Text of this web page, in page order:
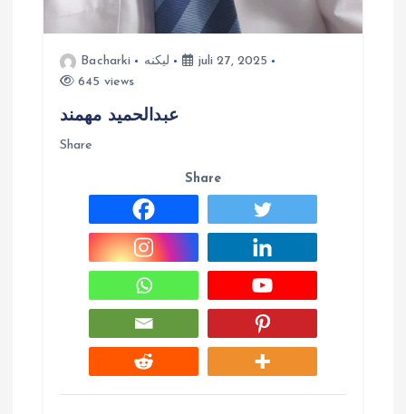
Bacharki لیکنه
juli 27, 2025
645 views
عبدالحمید مهمند
Share
Share